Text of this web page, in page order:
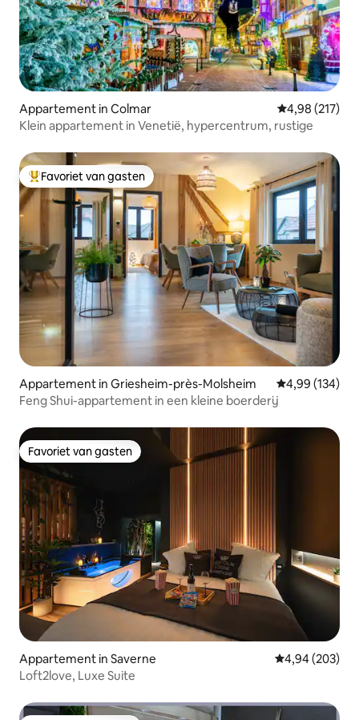
Appartement in Colmar Gemiddelde
4,98 (217)
Klein appartement in Venetië, hypercentrum, rustige
Topfavoriet van gasten
Favoriet van gasten
Appartement in Griesheim-près-Molsheim Gemiddelde
4,99 (134)
Feng Shui-appartement in een kleine boerderij
Favoriet van gasten
Favoriet van gasten
Appartement in Saverne Gemiddelde
4,94 (203)
Loft2love, Luxe Suite